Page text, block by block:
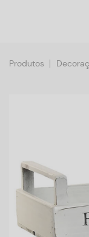
Produtos